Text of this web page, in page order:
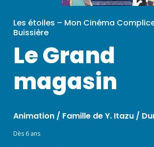
Les étoiles – Mon Cinéma
Buissière
Le Grand
magasin
Animation / Famille de Y. Itazu /
Dès 6 ans